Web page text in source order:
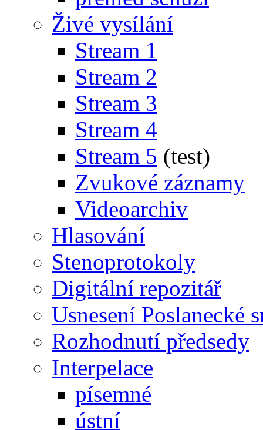
Živé vysílání
Stream 1
Stream 2
Stream 3
Stream 4
Stream 5 (test)
Zvukové záznamy
Videoarchiv
Hlasování
Stenoprotokoly
Digitální repozitář
Usnesení Poslanecké
Rozhodnutí předsedy
Interpelace
písemné
ústní